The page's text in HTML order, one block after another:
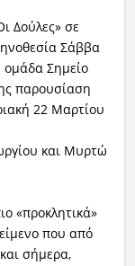
Δούλες» σε
Σάββα
Σημείο
παρουσίαση
22 Μαρτίου
και Μυρτώ
«προκλητικά»
που από
σήμερα,